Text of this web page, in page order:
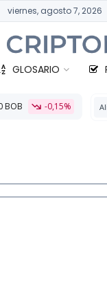
viernes, agosto 7, 2026
GLOSARIO
Aliado